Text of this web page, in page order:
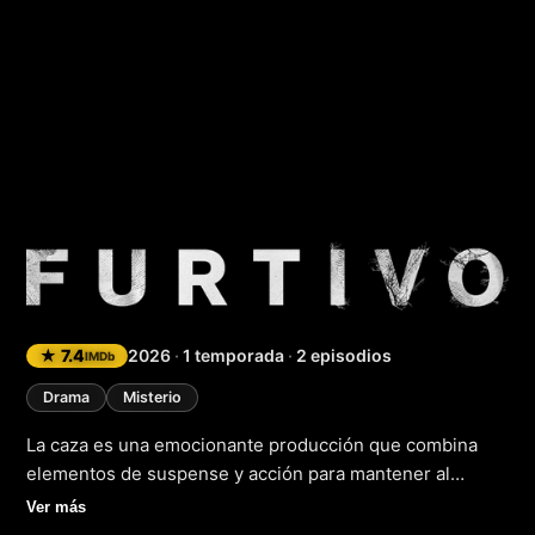
La caza
★ 7.4IMDb 2026 · 1 temporada · 2 episodios
Drama Misterio
La caza es una emocionante producción que combina
elementos de suspense y acción para mantener al
público al borde de su asiento. La trama sigue a un
Ver más